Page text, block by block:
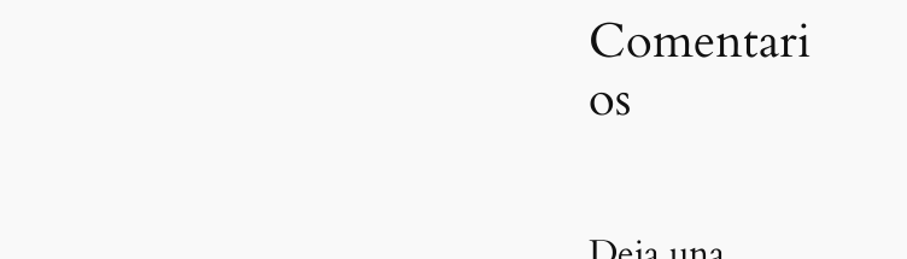
Comentari
os